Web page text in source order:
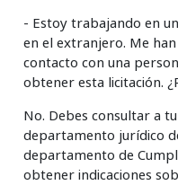
- Estoy trabajando en
en el extranjero. Me
contacto con una
obtener esta licitación.
No. Debes consultar a
departamento jurídico
departamento de
obtener indicaciones